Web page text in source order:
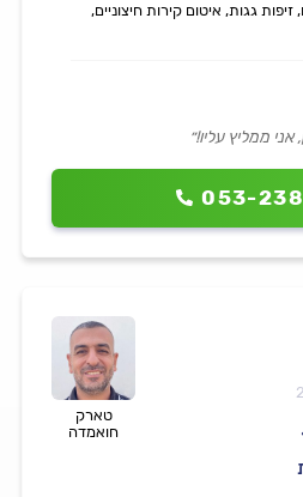
053-
זיפות גגות, איטום קירות חיצוניים,
ממליץ עליו!״
טארק
חואמדה